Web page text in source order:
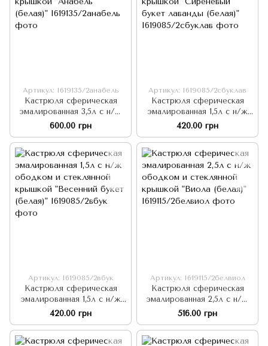
Артикул: I619135/2анабель
Кастрюля сферическая
эмалированная 3,5л с н/ж
ободком и стеклянной
крышкой "Анабель (белая)"
600.00 грн
Артикул: I619085/2сбуклав
Кастрюля сферическая
эмалированная 1,5л с н/ж
ободком и стеклянной
крышкой "Сиреневый букет
лаванды (белая)"
420.00 грн
Артикул: I619085/2вбук
Кастрюля сферическая
эмалированная 1,5л с н/ж
ободком и стеклянной
крышкой "Весенний букет
(белая)"
420.00 грн
Артикул: I619115/2белвиол
Кастрюля сферическая
эмалированная 2,5л с н/ж
ободком и стеклянной
крышкой "Виола (белая)"
516.00 грн